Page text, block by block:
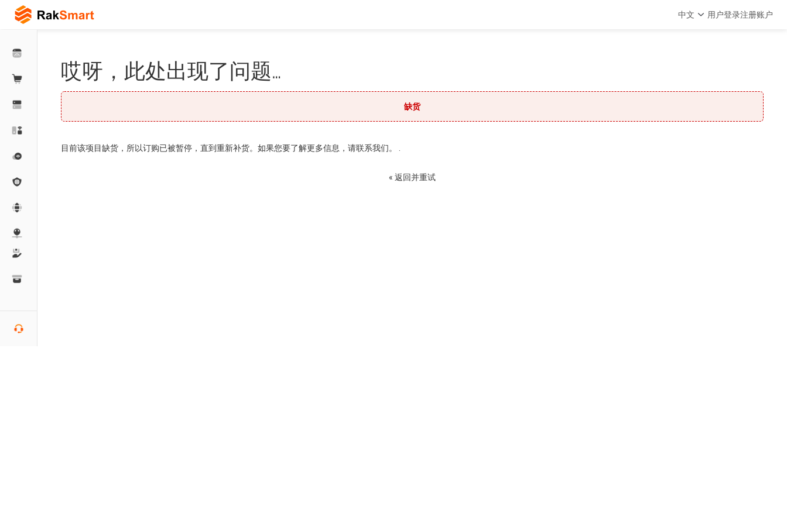
中文 用户登录注册账户
哎呀，此处出现了问题…
缺货
目前该项目缺货，所以订购已被暂停，直到重新补货。如果您要了解更多信息，请联系我们。 .
« 返回并重试